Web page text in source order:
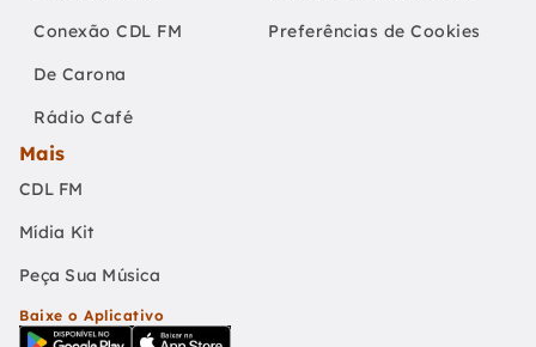
Conexão CDL FM
De Carona
Rádio Café
Preferências de Cookies
Mais
CDL FM
Mídia Kit
Peça Sua Música
Baixe o Aplicativo